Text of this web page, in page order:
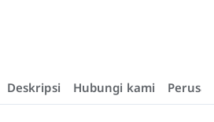
Deskripsi Hubungi kami